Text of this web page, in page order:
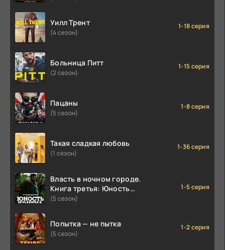
Уилл Трент
(4 сезон)
1-18 серия
Больница Питт
(2 сезон)
1-15 серия
Пацаны
(5 сезон)
1-8 серия
Такая сладкая любовь
(1 сезон)
1-36 серия
Власть в ночном городе.
Книга третья: Юность
Кэнена
(5 сезон)
1-5 серия
Попытка — не пытка
(5 сезон)
1-2 серия